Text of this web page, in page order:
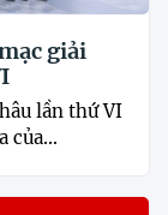
giải
lần thứ VI
của...